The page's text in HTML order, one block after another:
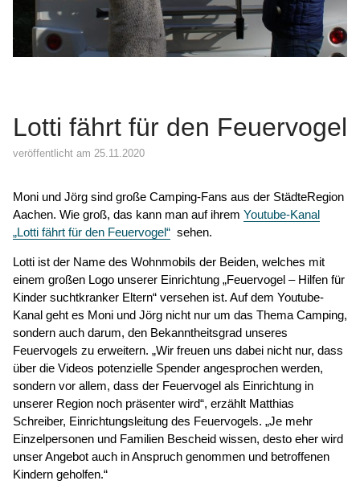
Lotti fährt für den Feuervogel
veröffentlicht am 25.11.2020
Moni und Jörg sind große Camping-Fans aus der StädteRegion
Aachen. Wie groß, das kann man auf ihrem Youtube-Kanal
„Lotti fährt für den Feuervogel“ sehen.
Lotti ist der Name des Wohnmobils der Beiden, welches mit
einem großen Logo unserer Einrichtung „Feuervogel – Hilfen für
Kinder suchtkranker Eltern“ versehen ist. Auf dem Youtube-
Kanal geht es Moni und Jörg nicht nur um das Thema Camping,
sondern auch darum, den Bekanntheitsgrad unseres
Feuervogels zu erweitern. „Wir freuen uns dabei nicht nur, dass
über die Videos potenzielle Spender angesprochen werden,
sondern vor allem, dass der Feuervogel als Einrichtung in
unserer Region noch präsenter wird“, erzählt Matthias
Schreiber, Einrichtungsleitung des Feuervogels. „Je mehr
Einzelpersonen und Familien Bescheid wissen, desto eher wird
unser Angebot auch in Anspruch genommen und betroffenen
Kindern geholfen.“